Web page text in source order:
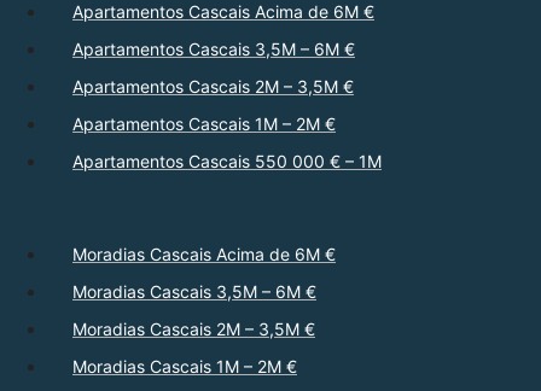
Apartamentos Cascais Acima de 6M €
Apartamentos Cascais 3,5M – 6M €
Apartamentos Cascais 2M – 3,5M €
Apartamentos Cascais 1M – 2M €
Apartamentos Cascais 550 000 € – 1M
Moradias Cascais Acima de 6M €
Moradias Cascais 3,5M – 6M €
Moradias Cascais 2M – 3,5M €
Moradias Cascais 1M – 2M €